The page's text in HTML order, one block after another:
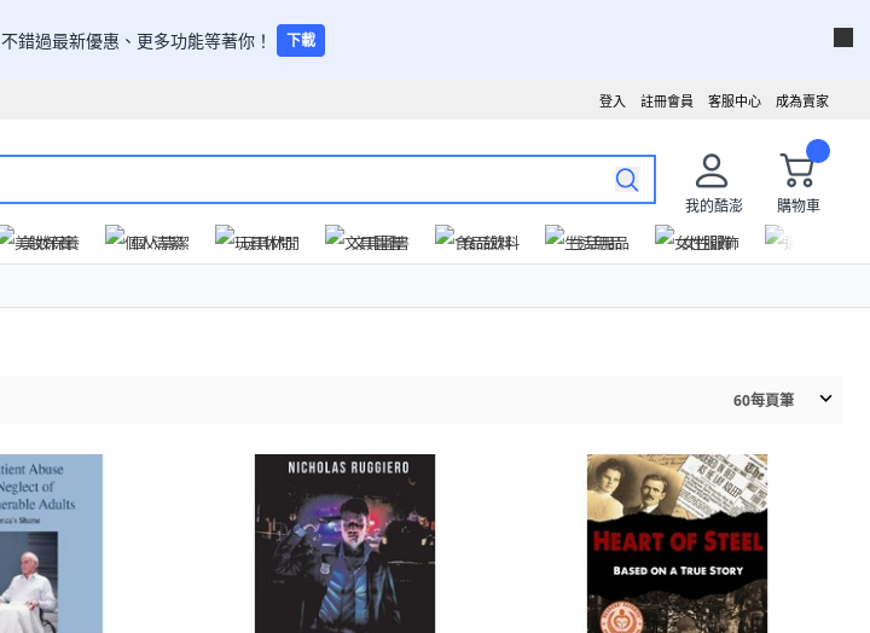
不錯過最新優惠、更多功能等著你！ 下載
成為賣家
客服中心
註冊會員
登入
我的酷澎
購物車
美妝保養 個人清潔 玩具休閒 文具圖書 食品飲料 生活用品 女性服飾
60每頁筆